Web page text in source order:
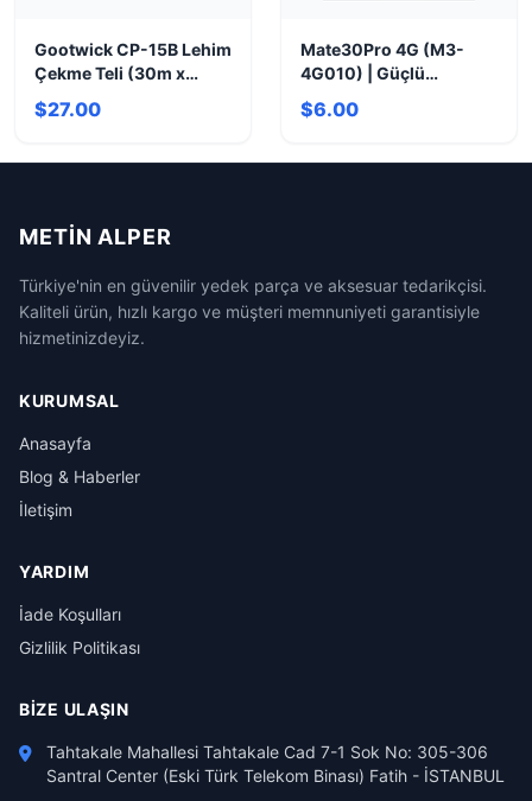
Gootwick CP-15B Lehim
Çekme Teli (30m x
1.5mm) - Hassas Sökme
$27.00
Mate30Pro 4G (M3-
4G010) | Güçlü
Performans Akıllı
Telefon
$6.00
METIN ALPER
Türkiye'nin en güvenilir yedek parça ve aksesuar tedarikçisi.
Kaliteli ürün, hızlı kargo ve müşteri memnuniyeti garantisiyle
hizmetinizdeyiz.
KURUMSAL
Anasayfa
Blog & Haberler
İletişim
YARDIM
İade Koşulları
Gizlilik Politikası
BIZE ULAŞIN
Tahtakale Mahallesi Tahtakale Cad 7-1 Sok No: 305-306
Santral Center (Eski Türk Telekom Binası) Fatih - İSTANBUL